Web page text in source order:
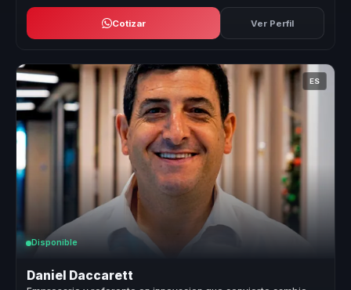
Cotizar Ver Perfil
ES
Disponible
Daniel Daccarett